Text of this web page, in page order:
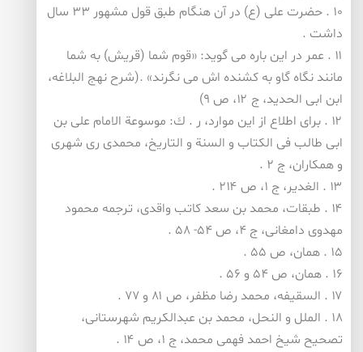
۱۰ . حضرت علی (ع) در آن هنگام طبق قول مشهور ۳۳ سال
داشت .
۱۱ . عمر در این باره می گوید: «قوم شما (قریش) به شما
مانند نگاه گاو به كشنده اش می نگرند» .(شرح نهج البلاغه،
ابن ابی الحدید، ج ۱۲، ص ۹)
۱۲ . برای اطلاع از این موارد، ر . ك: موسوعة الامام علی بن
ابی طالب فی الكتاب و السنة و التاریخ، محمدی ری شهری
و همكاران، ج ۲ .
۱۳ . الغدیر، ج ۱، ص ۲۱۴ .
۱۴ . طبقات، محمد بن سعد كاتب واقدی، ترجمه محمود
مهدوی دامغانی، ج ۴، ص ۵۴- ۵۸ .
۱۵ . همان، ص ۵۵ .
۱۶ . همان، ص ۵۴ و ۵۶ .
۱۷ . السقیفه، محمد رضا مظفر، ص ۸۱ و ۷۷ .
۱۸ . الملل و النحل، محمد بن عبدالكریم شهرستانی،
تصحیح شیخ احمد فهمی محمد، ج ۱، ص ۱۴ .